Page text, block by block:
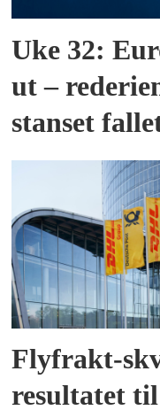
Uke 32:
ut –
stanset
Flyfrakt-
resultatet